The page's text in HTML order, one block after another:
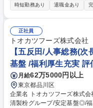
やパートスタッフへの指導をご担当いた
スタッフとして経験を積んだ
を期待しています。正当な評
積んでいただけます。 募集職種 【多治見】食品製造/中食業界トップクラ
ス/バローGの安定基盤◎
時短勤務あり 退職金あり
正社員
トオカツフーズ株式会社
【五反田/人事総務(
基盤 /福利厚生充実 評
月給62万5000円以上
東京都品川区
企業名 トオカツフーズ株式会社 求人名 【五反田/人事総務(次長採用)
清製粉グループ/安定基盤◎/福利厚生充実◎ 仕事